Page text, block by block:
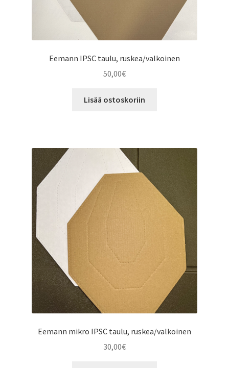
Eemann IPSC taulu, ruskea/valkoinen
50,00€
Lisää ostoskoriin
Eemann mikro IPSC taulu, ruskea/valkoinen
30,00€